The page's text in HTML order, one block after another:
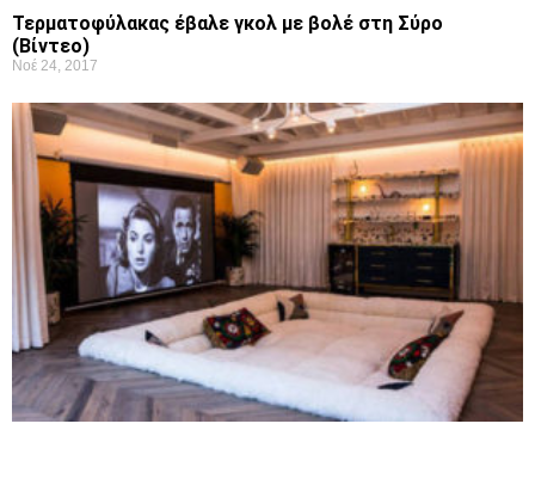
Τερματοφύλακας έβαλε γκολ με βολέ στη Σύρο
(Βίντεο)
Νοέ 24, 2017